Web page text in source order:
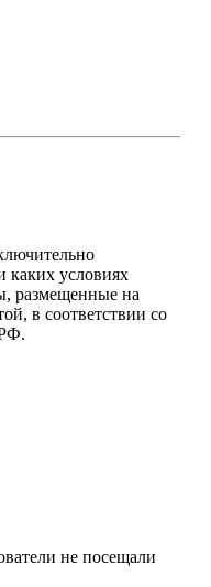
условиях
размещенные на
в соответствии со
не посещали